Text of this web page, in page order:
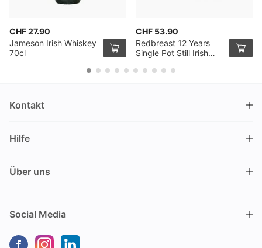
CHF 27.90
Jameson Irish Whiskey
70cl
CHF 53.90
Redbreast 12 Years
Single Pot Still Irish
Kontakt
Nüschelerstrasse 35
Schweiz
info@drinks.ch
9.00 – 12.00 und 13.30 – 17.00
Hilfe
Lieferung & Abholung
Zahlungsoptionen
Über uns
Über uns
Social Media